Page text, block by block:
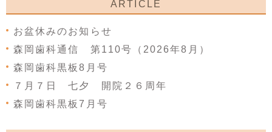
ARTICLE
お盆休みのお知らせ
森岡歯科通信 第110号（2026年8月）
森岡歯科黒板8月号
７月７日 七夕 開院２６周年
森岡歯科黒板7月号